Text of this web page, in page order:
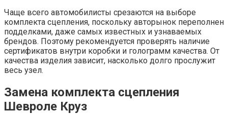
Чаще всего автомобилисты срезаются на выборе
комплекта сцепления, поскольку авторынок переполнен
подделками, даже самых известных и узнаваемых
брендов. Поэтому рекомендуется проверять наличие
сертификатов внутри коробки и голограмм качества. От
качества изделия зависит, насколько долго прослужит
весь узел.
Замена комплекта сцепления
Шевроле Круз